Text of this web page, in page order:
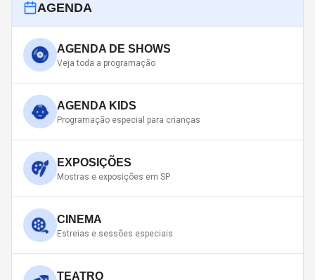
AGENDA
AGENDA DE SHOWS
Veja toda a programação
AGENDA KIDS
Programação especial para crianças
EXPOSIÇÕES
Mostras e exposições em SP
CINEMA
Estreias e sessões especiais
TEATRO